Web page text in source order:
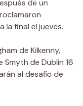
de un
la final el jueves.
de Kilkenny,
Smyth de Dublín 16
al desafío de